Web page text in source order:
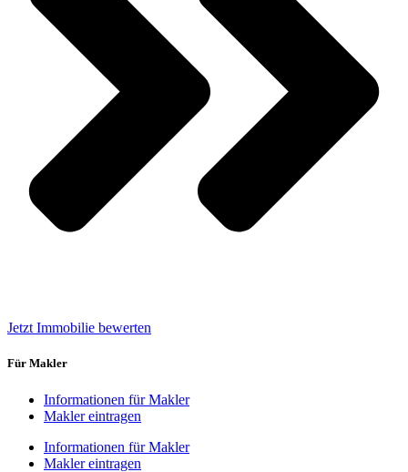
Jetzt Immobilie bewerten
Für Makler
Informationen für Makler
Makler eintragen
Informationen für Makler
Makler eintragen